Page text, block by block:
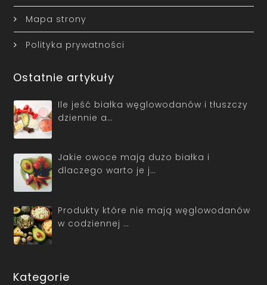
Mapa strony
Polityka prywatności
Ostatnie artykuły
Ile jeść białka węglowodanów i tłuszczy
dziennie a…
Jakie owoce mają dużo białka i
dlaczego warto je j…
Produkty które nie mają węglowodanów
w codziennej …
Kategorie